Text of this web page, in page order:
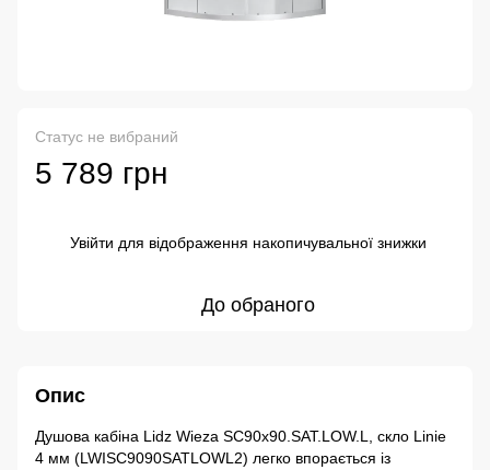
Статус не вибраний
5 789 грн
Увійти для відображення накопичувальної знижки
До обраного
Опис
Душова кабіна Lidz Wieza SC90x90.SAT.LOW.L, скло Linie
4 мм (LWISC9090SATLOWL2) легко впорається із